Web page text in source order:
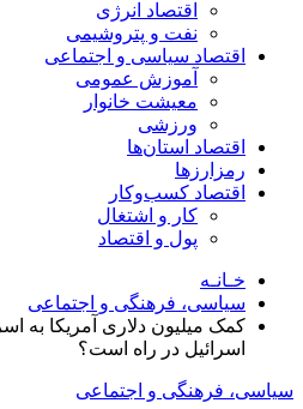
اقتصاد انرژی
نفت و پتروشیمی
اقتصاد سیاسی و اجتماعی
آموزش عمومی
معیشت خانوار
ورزشی
اقتصاد استان‌ها
رمزارزها
اقتصاد کسب‌و‌کار
کار و اشتغال
پول و اقتصاد
خـانـه
سیاسی، فرهنگی و اجتماعی
کمک میلیون دلاری آمریکا به
اسرائیل در راه است؟
سیاسی، فرهنگی و اجتماعی